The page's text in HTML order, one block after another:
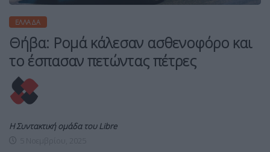
ΕΛΛΆΔΑ
Θήβα: Ρομά κάλεσαν ασθενοφόρο και
το έσπασαν πετώντας πέτρες
Η Συντακτική ομάδα του Libre